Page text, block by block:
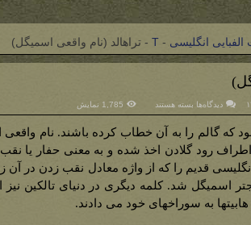
انگلیسی -
T
- تراهالد (نام واقعی اسمیگل)
دیدگاه‌ها برای
واقعی
اسمیگل)
بسته هستند 1,785 نمایش
که گالم را به آن خطاب کرده باشند. نام واقعی
اطراف رود گلادن اخذ شده و به معنی حفار یا
اسمیگل شد. کلمه دیگری در دنیای تالکین
به سوراخهای خود می دادند.